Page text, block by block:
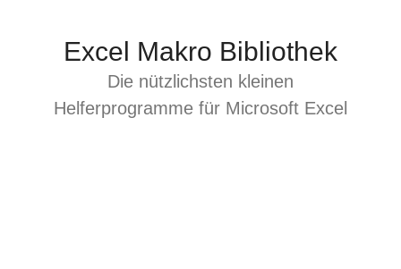
Excel Makro Bibliothek
Die nützlichsten kleinen
Helferprogramme für Microsoft Excel